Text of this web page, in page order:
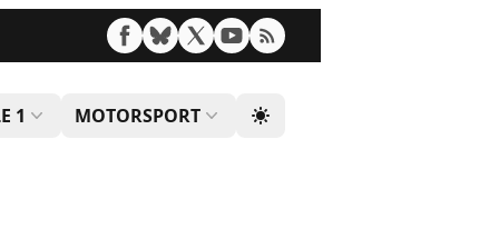
1 MOTORSPORT